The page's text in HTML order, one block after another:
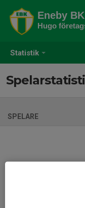
Statistik
Eneby BK
Hugo
SPELARE
När ni fyller i